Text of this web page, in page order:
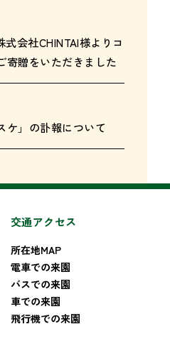
式会社CHINTAI様よりコ
寄贈をいただきました
ケ」の訃報について
交通アクセス
所在地MAP
電車での来園
バスでの来園
車での来園
飛行機での来園